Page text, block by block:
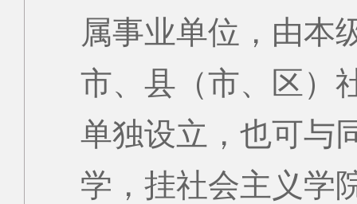
属事业单位，由本
市、县（市、区）
单独设立，也可与
学，挂社会主义学